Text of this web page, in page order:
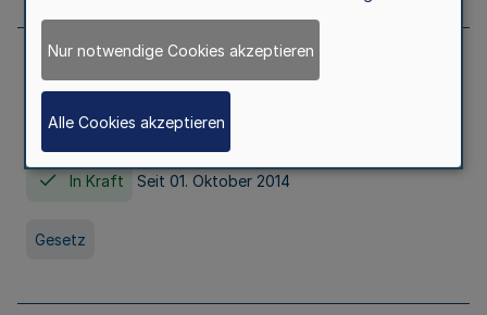
Gesetz über die Hochschulen des Landes
Nordrhein-Westfalen (Hochschulgesetz -
HG)
In Kraft Seit 01. Oktober 2014
Gesetz
Nur notwendige Cookies akzeptieren
Alle Cookies akzeptieren